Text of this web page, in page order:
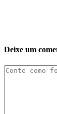
Deixe um